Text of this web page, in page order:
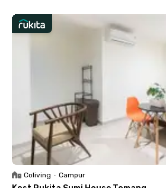
Coliving • Campur